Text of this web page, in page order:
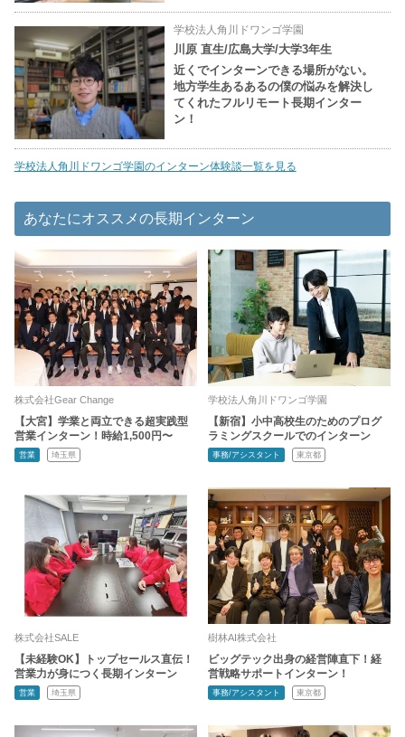
学校法人角川ドワンゴ学園
川原 直生/広島大学/大学3年生
近くでインターンできる場所がない。
地方学生あるあるの僕の悩みを解決し
てくれたフルリモート長期インター
ン！
学校法人角川ドワンゴ学園のインターン体験談一覧を見る
あなたにオススメの長期インターン
株式会社Gear Change
【大宮】学業と両立できる超実践型
営業インターン！時給1,500円〜
営業 埼玉県
学校法人角川ドワンゴ学園
【新宿】小中高校生のためのプログ
ラミングスクールでのインターン
事務/アシスタント 東京都
株式会社SALE
【未経験OK】トップセールス直伝！
営業力が身につく長期インターン
営業 埼玉県
樹林AI株式会社
ビッグテック出身の経営陣直下！経
営戦略サポートインターン！
事務/アシスタント 東京都